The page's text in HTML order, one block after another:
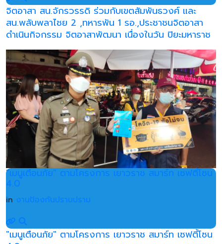
จิตอาสา สน.จักรวรรดิ ร่วมกับเขตสัมพันธวงศ์ และ
สน.พลับพลาไชย 2 ,ทหารพัน 1 รอ.,ประชาชนจิตอาสา
ดำเนินกิจกรรม จิตอาสาพัฒนา เนื่องในวัน ปิยะมหาราช
"เมนูเตือนภัย" ตามโครงการ เยาวราช สมาร์ท เซฟตี้โซน
4.0
in งานป้องกันปราบปราม
"เมนูเตือนภัย" ตามโครงการ เยาวราช สมาร์ท เซฟตี้โซน